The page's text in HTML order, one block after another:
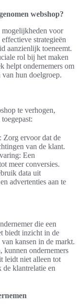
webshop?
mogelijkheden voor
strategieën
aanzienlijk toeneemt.
rol bij het maken
helpt ondernemers om
hun doelgroep.
te verhogen,
Zorg ervoor dat de
van de klant.
Een
meer conversies.
data uit
advertenties aan te
die een
biedt inzicht in de
kansen in de markt.
kunnen ondernemers
leidt niet alleen tot
de klantrelatie en